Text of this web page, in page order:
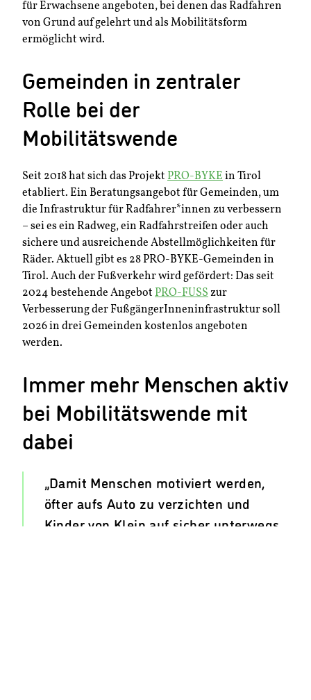
für Erwachsene angeboten, bei denen das Radfahren
von Grund auf gelehrt und als Mobilitätsform
ermöglicht wird.
Gemeinden in zentraler
Rolle bei der
Mobilitätswende
Seit 2018 hat sich das Projekt PRO-BYKE in Tirol
etabliert. Ein Beratungsangebot für Gemeinden, um
die Infrastruktur für Radfahrer*innen zu verbessern
– sei es ein Radweg, ein Radfahrstreifen oder auch
sichere und ausreichende Abstellmöglichkeiten für
Räder. Aktuell gibt es 28 PRO-BYKE-Gemeinden in
Tirol. Auch der Fußverkehr wird gefördert: Das seit
2024 bestehende Angebot PRO-FUSS zur
Verbesserung der FußgängerInneninfrastruktur soll
2026 in drei Gemeinden kostenlos angeboten
werden.
Immer mehr Menschen aktiv
bei Mobilitätswende mit
dabei
„Damit Menschen motiviert werden,
öfter aufs Auto zu verzichten und
Kinder von Klein auf sicher unterwegs